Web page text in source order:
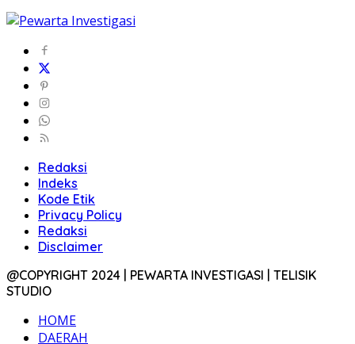
Redaksi
Indeks
Kode Etik
Privacy Policy
Redaksi
Disclaimer
@COPYRIGHT 2024 | PEWARTA INVESTIGASI | TELISIK
STUDIO
HOME
DAERAH